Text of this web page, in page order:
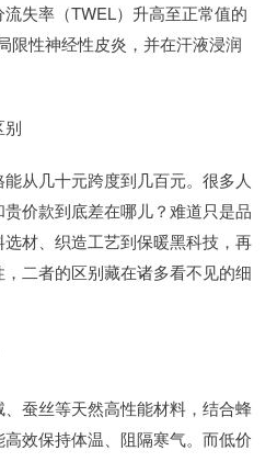
失率（TWEL）升高至正常值的
限性神经性皮炎，并在汗液浸润
别
从几十元跨度到几百元。很多人
价款到底差在哪儿？难道只是品
材、织造工艺到保暖黑科技，再
二者的区别藏在诸多看不见的细
蚕丝等天然高性能材料，结合蜂
效保持体温、阻隔寒气。而低价